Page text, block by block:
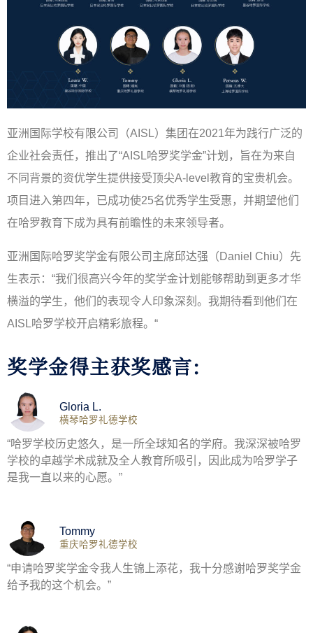
亚洲国际学校有限公司（AISL）集团在2021年为践行广泛的
企业社会责任，推出了“AISL哈罗奖学金”计划，旨在为来自
不同背景的资优学生提供接受顶尖A-level教育的宝贵机会。
项目进入第四年，已成功使25名优秀学生受惠，并期望他们
在哈罗教育下成为具有前瞻性的未来领导者。
亚洲国际哈罗奖学金有限公司主席邱达强（Daniel Chiu）先
生表示：“我们很高兴今年的奖学金计划能够帮助到更多才华
横溢的学生，他们的表现令人印象深刻。我期待看到他们在
AISL哈罗学校开启精彩旅程。“
奖学金得主获奖感言:
“哈罗学校历史悠久，是一所全球知名的学府。我深深被哈罗
学校的卓越学术成就及全人教育所吸引，因此成为哈罗学子
是我一直以来的心愿。”
Gloria L.
横琴哈罗礼德学校
“申请哈罗奖学金令我人生锦上添花，我十分感谢哈罗奖学金
给予我的这个机会。”
Tommy
重庆哈罗礼德学校